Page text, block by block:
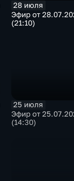
28 июля
Эфир от
(21:10)
25 июля
Эфир от
(14:30)